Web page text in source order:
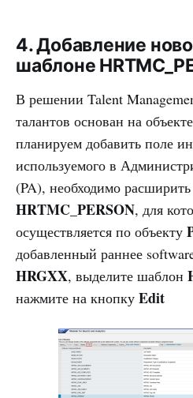
4. Добавление
шаблоне
В решении Talent
талантов основан на объекте
планируем добавить поле
используемого в
(PA), необходимо
HRTMC_PERSON, для
осуществляется по объекту
добавленный раннее
HRGXX, выделите шаблон
нажмите на кнопку Edit